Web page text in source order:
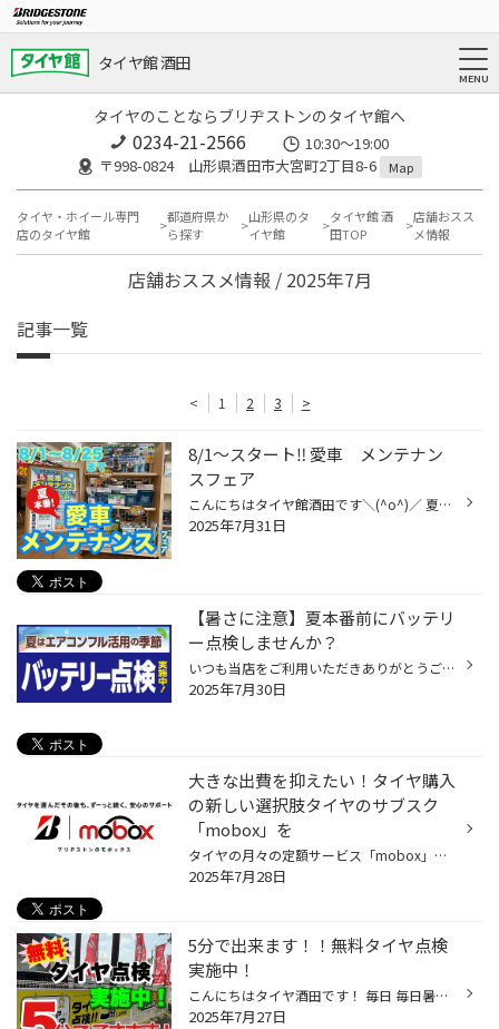
タイヤ館 酒田
タイヤのことならブリヂストンのタイヤ館へ
0234-21-2566
10:30～19:00
〒998-0824 山形県酒田市大宮町2丁目8-6
Map
タイヤ・ホイール専門
店のタイヤ館
都道府県か
ら探す
山形県のタ
イヤ館
タイヤ館 酒
田TOP
店舗おスス
メ情報
店舗おススメ情報 / 2025年7月
記事一覧
< 1 2 3 >
8/1〜スタート‼︎ 愛車 メンテナン
スフェア
こんにちはタイヤ館酒田です＼(^o^)／ 夏本番を迎え、暑い日が続いていますね(*_*) お出掛けも増える時期です♪そこでタイヤ館酒田では 【愛車 メンテナンスフェア】を8/1〜8/25まで 開催いたします♪ エンジンオイルなどの通常のメンテナンス品はもちろん、 暑い日の必需品のエアコン関連商品や お出...
2025年7月31日
【暑さに注意】夏本番前にバッテリ
ー点検しませんか？
いつも当店をご利用いただきありがとうございます カーメンテナンス紹介シリーズ：今回はバッテリーです いきなりですが、バッテリーは暑さにも弱いことをご存じですか？ 冬の寒い時期が危ないことはご存じの方が多いのですが、実は夏の暑い日も同様に危ないんです！ バッテリーには性能を発揮でき...
2025年7月30日
大きな出費を抑えたい！タイヤ購入
の新しい選択肢タイヤのサブスク
「mobox」を
タイヤの月々の定額サービス「mobox」をご存じですか？ ブリヂストンのmoboxはタイヤだけでなく、お車のメンテナンスも定額で利用できるサービスです。 お出かけやイベントが増える夏。 どうしても度重なる出費を考え、大きな出費になりがちなタイヤの購入をあきらめていませんか？ タイヤ交換の費...
2025年7月28日
5分で出来ます！！無料タイヤ点検
実施中！
こんにちはタイヤ酒田です！ 毎日 毎日暑い日が続きますね。 熱中症には気をつけましょう さてただいまタイヤ点検実施中です！ タイヤの溝が少なくなると、雨の日にスリップしやすくなるなど危険が生じてきます。 安全に 安心してご走行頂ける様に 夏のお出かけ前に是非無料タイヤ点検ご利用下さい...
2025年7月27日